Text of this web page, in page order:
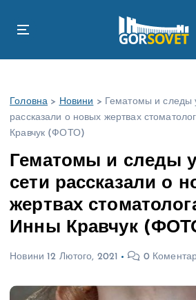
Головна > Новини >
Гематомы и следы
рассказали о новых жертвах
Кравчук (ФОТО)
Гематомы и следы
сети рассказали о
жертвах
Инны Кравчук
Новини 12 Лютого, 2021 0